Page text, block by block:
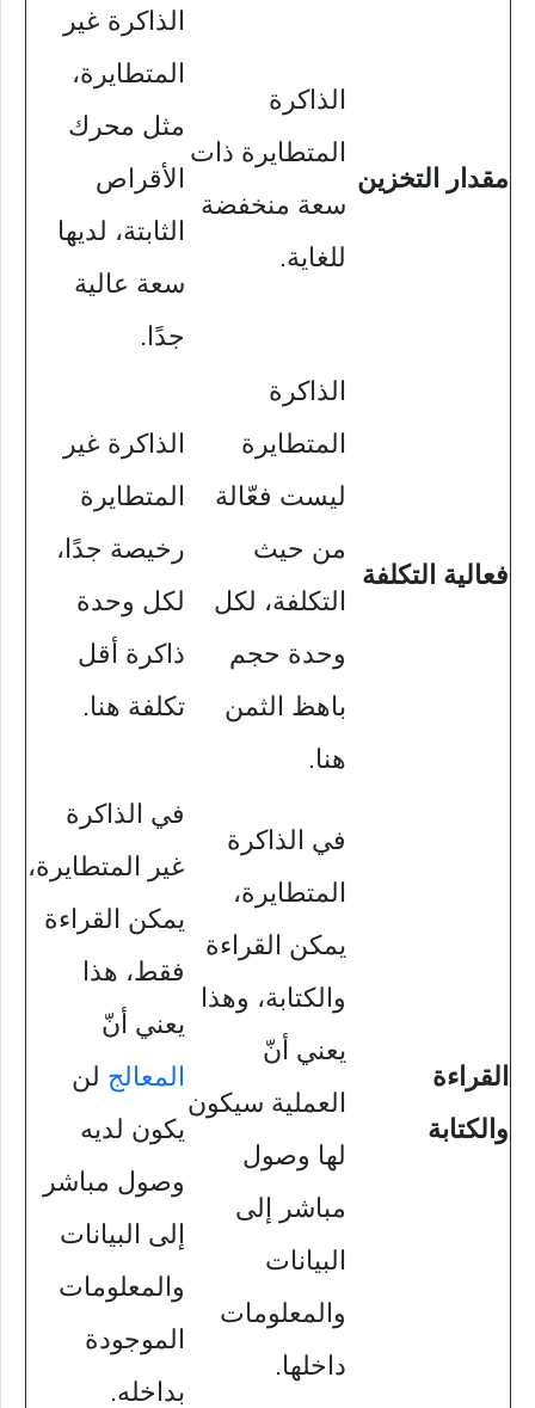
مقدار التخزين
الذاكرة
المتطايرة ذات
سعة منخفضة
للغاية.
الذاكرة غير
المتطايرة،
مثل محرك
الأقراص
الثابتة، لديها
سعة عالية
جدًا.
فعالية التكلفة
الذاكرة
المتطايرة
ليست فعّالة
من حيث
التكلفة، لكل
وحدة حجم
باهظ الثمن
هنا.
الذاكرة غير
المتطايرة
رخيصة جدًا،
لكل وحدة
ذاكرة أقل
تكلفة هنا.
القراءة
والكتابة
في الذاكرة
المتطايرة،
يمكن القراءة
والكتابة، وهذا
يعني أنّ
العملية سيكون
لها وصول
مباشر إلى
البيانات
والمعلومات
داخلها.
في الذاكرة
غير المتطايرة،
يمكن القراءة
فقط، هذا
يعني أنّ
المعالج لن
يكون لديه
وصول مباشر
إلى البيانات
والمعلومات
الموجودة
بداخله.